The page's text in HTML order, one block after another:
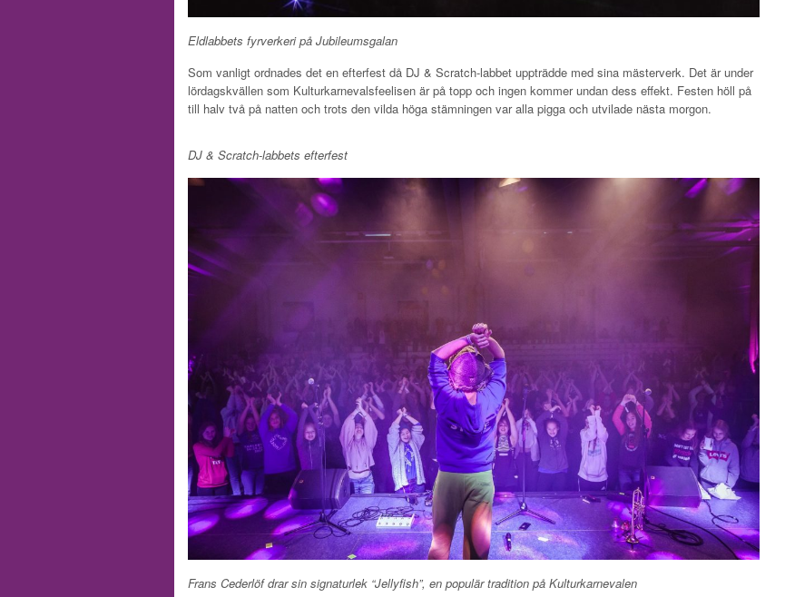
Eldlabbets fyrverkeri på Jubileumsgalan
Som vanligt ordnades det en efterfest då DJ & Scratch-labbet uppträdde med sina mästerverk. Det är under
lördagskvällen som Kulturkarnevalsfeelisen är på topp och ingen kommer undan dess effekt. Festen höll på
till halv två på natten och trots den vilda höga stämningen var alla pigga och utvilade nästa morgon.
DJ & Scratch-labbets efterfest
Frans Cederlöf drar sin signaturlek “Jellyfish”, en populär tradition på Kulturkarnevalen